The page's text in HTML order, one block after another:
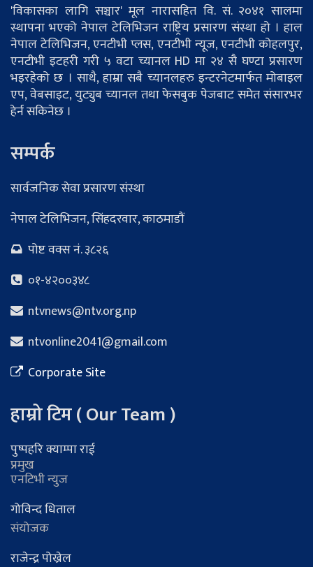
'विकासका लागि सञ्चार' मूल नारासहित वि. सं. २०४१ सालमा
स्थापना भएको नेपाल टेलिभिजन राष्ट्रिय प्रसारण संस्था हो । हाल
नेपाल टेलिभिजन, एनटीभी प्लस, एनटीभी न्यूज, एनटीभी कोहलपुर,
एनटीभी इटहरी गरी ५ वटा च्यानल HD मा २४ सै घण्टा प्रसारण
भइरहेको छ । साथै, हाम्रा सबै च्यानलहरु इन्टरनेटमार्फत मोबाइल
एप, वेबसाइट, युट्युब च्यानल तथा फेसबुक पेजबाट समेत संसारभर
हेर्न सकिनेछ ।
सम्पर्क
सार्वजनिक सेवा प्रसारण संस्था
नेपाल टेलिभिजन, सिंहदरवार, काठमाडौं
पोष्ट वक्स नं. ३८२६
०१-४२००३४८
ntvnews@ntv.org.np
ntvonline2041@gmail.com
Corporate Site
हाम्रो टिम ( Our Team )
पुष्पहरि क्याम्पा राई
प्रमुख
एनटिभी न्युज
गोविन्द धिताल
संयोजक
राजेन्द्र पोख्रेल